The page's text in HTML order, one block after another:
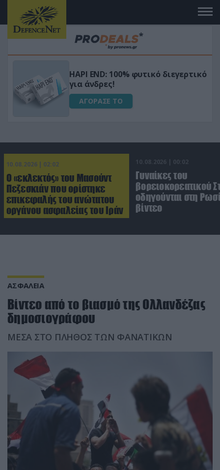
Μεταμόρφωσε τον κήπο σου με το
Ultra Box Μίνι Αλυσοπρίονο με
μπαταρία λιθίου
ΑΓΟΡΑΣΕ ΤΟ
10.08.2026 | 02:02
Ο «εκλεκτός» του Μασούντ
Πεζεσκιάν που ορίστηκε
επικεφαλής του ανώτατου
οργάνου ασφαλείας του Ιράν
10.08.2026 | 00:02
Γυναίκες του
βορειοκορεατικού
οδηγούνται στη
βίντεο
ΑΣΦΑΛΕΙΑ
Βίντεο από το βιασμό της Ολλανδέζας
δημοσιογράφου
ΜΕΣΑ ΣΤΟ ΠΛΗΘΟΣ ΤΩΝ ΦΑΝΑΤΙΚΩΝ